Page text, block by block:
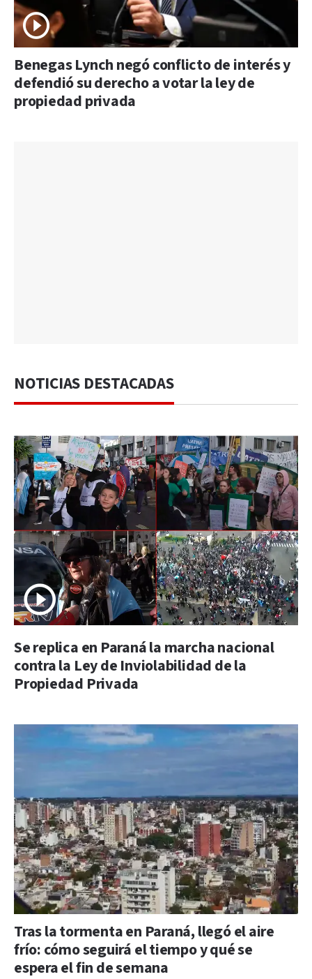
Benegas Lynch negó conflicto de interés y
defendió su derecho a votar la ley de
propiedad privada
NOTICIAS DESTACADAS
Se replica en Paraná la marcha nacional
contra la Ley de Inviolabilidad de la
Propiedad Privada
Tras la tormenta en Paraná, llegó el aire
frío: cómo seguirá el tiempo y qué se
espera el fin de semana